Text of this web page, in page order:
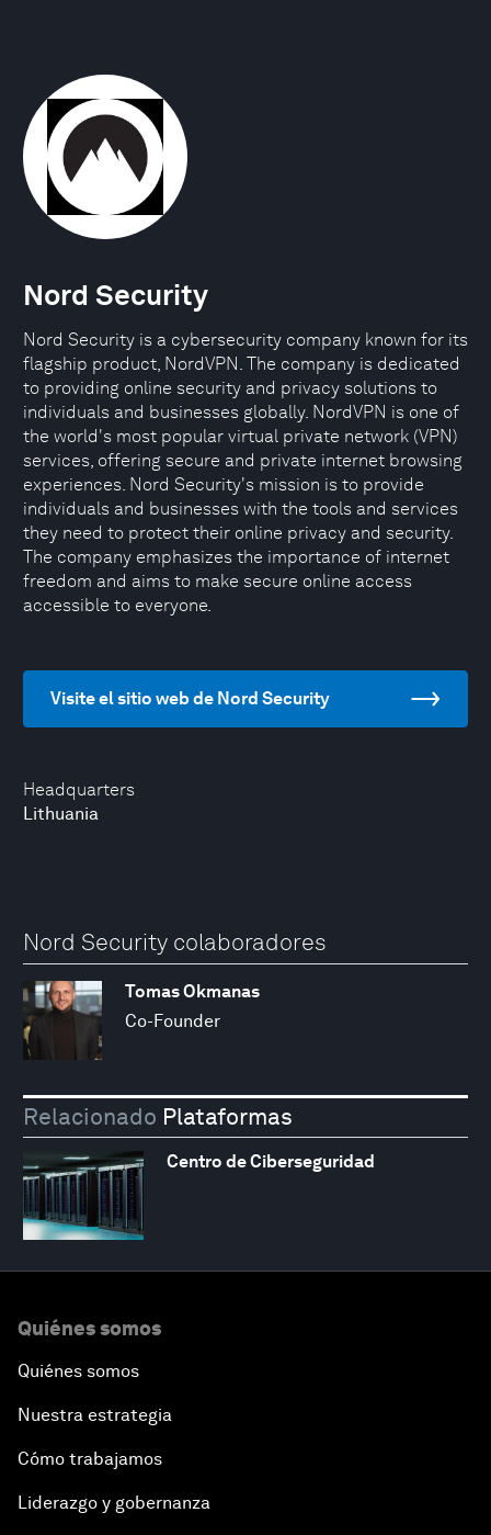
Headquarters
Lithuania
Nord Security
Nord Security is a cybersecurity company known for its
flagship product, NordVPN. The company is dedicated
to providing online security and privacy solutions to
individuals and businesses globally. NordVPN is one of
the world's most popular virtual private network (VPN)
services, offering secure and private internet browsing
experiences. Nord Security's mission is to provide
individuals and businesses with the tools and services
they need to protect their online privacy and security.
The company emphasizes the importance of internet
freedom and aims to make secure online access
accessible to everyone.
Visite el sitio web de Nord Security
Nord Security colaboradores
Tomas Okmanas
Co-Founder
Relacionado Plataformas
Centro de Ciberseguridad
Quiénes somos
Quiénes somos
Nuestra estrategia
Cómo trabajamos
Liderazgo y gobernanza